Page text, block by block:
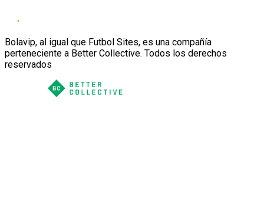
Bolavip, al igual que Futbol Sites, es una compañía
perteneciente a Better Collective. Todos los derechos
reservados